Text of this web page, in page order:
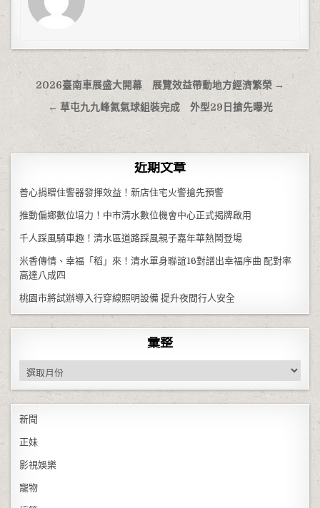
文章導覽
2026臺南車展盛大開幕 展覽效益帶動地方經濟繁榮 →
← 草屯九九峰氦氣球組裝完成 外型29日搶先曝光
近期文章
善心捐贈住警器發揮效益！新店住宅火警搶先預警
推動偏鄉數位培力！中市清水數位機會中心正式揭牌啟用
千人踩風騎車趣！清水區道路踩風親子嘉年華熱鬧登場
米香傳情、幸福「稻」來！清水單身聯誼16對譜出幸福序曲 配對率
高達八成四
桃園市將試辦導入行穿線照明設備 提升夜間行人安全
彙整
彙整
新聞
正妹
影視娛樂
寵物